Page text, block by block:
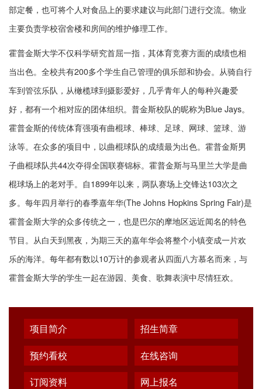
部定餐，也可将个人对食品上的要求建议与此部门进行交流。物业
主要负责学校宿舍楼和房间的维护修理工作。
霍普金斯大学不仅科学研究首屈一指，其体育竞赛方面的成绩也相
当出色。全校共有200多个学生自己管理的俱乐部和协会。从骑自行
车到管弦乐队，从橄榄球到摄影爱好，几乎青年人的每种兴趣爱
好，都有一个相对应的团体组织。普金斯校队的昵称为Blue Jays。
霍普金斯的传统体育强项有曲棍球、棒球、足球、网球、篮球、游
泳等。在众多的项目中，以曲棍球队的成绩最为出色。霍普金斯男
子曲棍球队共44次夺得全国联赛锦标。霍普金斯与马里兰大学是曲
棍球场上的老对手。自1899年以来，两队赛场上交锋达103次之
多。每年四月举行的春季嘉年华(The Johns Hopkins Spring Fair)是
霍普金斯大学的众多传统之一，也是巴尔的摩地区远近闻名的特色
节目。从白天到黑夜，为期三天的嘉年华会将整个小镇变成一片欢
乐的海洋。每年都有数以10万计的参观者从四面八方慕名而来，与
霍普金斯大学的学生一起在游园、美食、歌舞表演中尽情狂欢。
项目简介
招生简章
预约看校
在线咨询
订阅资料
网上报名